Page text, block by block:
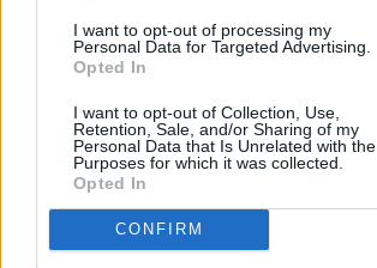
I want to opt-out of processing my
Personal Data for Targeted Advertising.
Opted In
I want to opt-out of Collection, Use,
Retention, Sale, and/or Sharing of my
Personal Data that Is Unrelated with the
Purposes for which it was collected.
Opted In
CONFIRM